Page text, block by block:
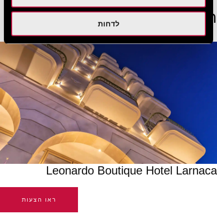
לדחותהצעות מיוחדות
Leonardo Boutique Hotel Larnaca
ראו הצעות